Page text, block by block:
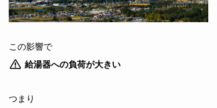
この影響で
給湯器への負荷が大きい
つまり